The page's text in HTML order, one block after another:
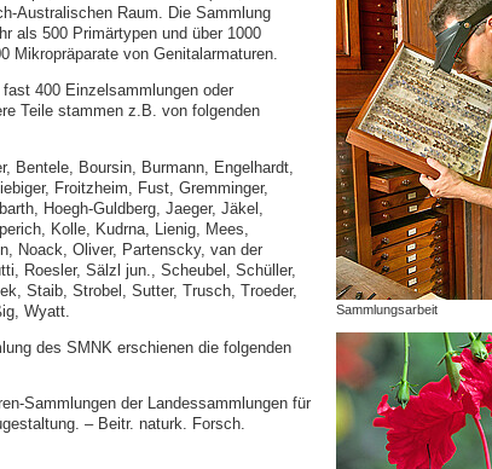
Australischen Raum. Die Sammlung
als 500 Primärtypen und über 1000
Mikropräparate von Genitalarmaturen.
400 Einzelsammlungen oder
Teile stammen z.B. von folgenden
Bentele, Boursin, Burmann, Engelhardt,
Froitzheim, Fust, Gremminger,
Hoegh-Guldberg, Jaeger, Jäkel,
Kolle, Kudrna, Lienig, Mees,
Noack, Oliver, Partenscky, van der
Roesler, Sälzl jun., Scheubel, Schüller,
Staib, Strobel, Sutter, Trusch, Troeder,
Wyatt.
des SMNK erschienen die folgenden
Sammlungen der Landessammlungen für
– Beitr. naturk. Forsch.
Sammlungsarbeit